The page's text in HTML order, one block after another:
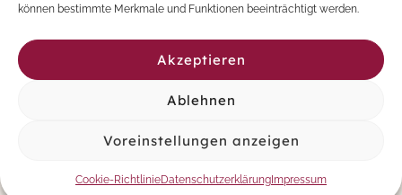
können bestimmte Merkmale und Funktionen beeinträchtigt werden.
Akzeptieren
Ablehnen
Voreinstellungen anzeigen
Cookie-RichtlinieDatenschutzerklärung Impressum